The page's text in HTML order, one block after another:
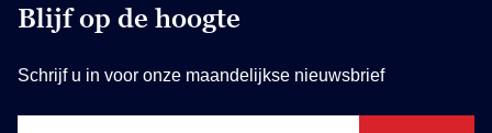
Blijf op de hoogte
Schrijf u in voor onze maandelijkse nieuwsbrief